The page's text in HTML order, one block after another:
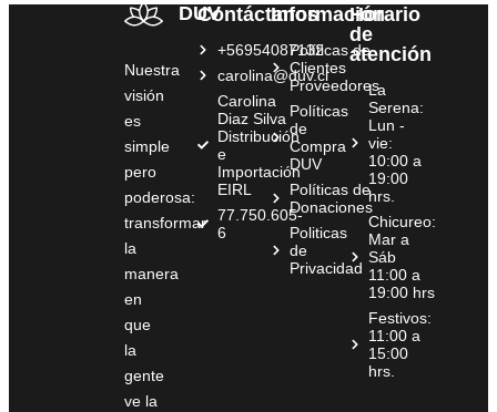
DUV
Nuestra
visión
es
simple
pero
poderosa:
transformar
la
manera
en
que
la
gente
ve la
Contáctanos
+56954087132
carolina@duv.cl
Carolina
Diaz Silva
Distribución
e
Importación
EIRL
77.750.605-
6
Información
Políticas de
Clientes
Proveedores
Políticas
de
Compra
DUV
Políticas de
Donaciones
Politicas
de
Privacidad
Horario
de
atención
La
Serena:
Lun -
vie:
10:00 a
19:00
hrs.
Chicureo:
Mar a
Sáb
11:00 a
19:00 hrs
Festivos:
11:00 a
15:00
hrs.